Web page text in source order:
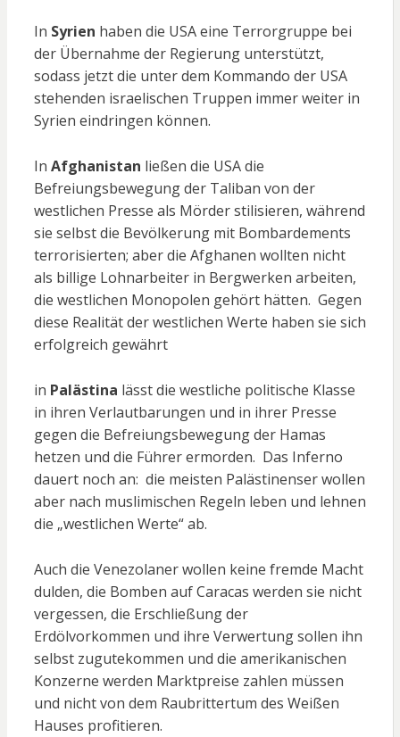
In Syrien haben die USA eine Terrorgruppe bei
der Übernahme der Regierung unterstützt,
sodass jetzt die unter dem Kommando der USA
stehenden israelischen Truppen immer weiter in
Syrien eindringen können.
In Afghanistan ließen die USA die
Befreiungsbewegung der Taliban von der
westlichen Presse als Mörder stilisieren, während
sie selbst die Bevölkerung mit Bombardements
terrorisierten; aber die Afghanen wollten nicht
als billige Lohnarbeiter in Bergwerken arbeiten,
die westlichen Monopolen gehört hätten. Gegen
diese Realität der westlichen Werte haben sie sich
erfolgreich gewährt
in Palästina lässt die westliche politische Klasse
in ihren Verlautbarungen und in ihrer Presse
gegen die Befreiungsbewegung der Hamas
hetzen und die Führer ermorden. Das Inferno
dauert noch an: die meisten Palästinenser wollen
aber nach muslimischen Regeln leben und lehnen
die „westlichen Werte“ ab.
Auch die Venezolaner wollen keine fremde Macht
dulden, die Bomben auf Caracas werden sie nicht
vergessen, die Erschließung der
Erdölvorkommen und ihre Verwertung sollen ihn
selbst zugutekommen und die amerikanischen
Konzerne werden Marktpreise zahlen müssen
und nicht von dem Raubrittertum des Weißen
Hauses profitieren.